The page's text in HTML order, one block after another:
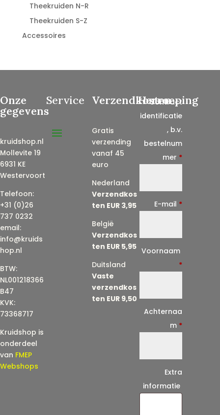
Theekruiden N-R
Theekruiden S-Z
Accessoires
Onze
gegevens
kruidshop.nl
Mollevite 19
6931 KE
Westervoort
Telefoon:
+31 (0)26
737 0232
email:
info@kruids
hop.nl
BTW:
NL001218366
B47
KVK:
73368717
Kruidshop is
onderdeel
van FMEP
Webshops
Service Verzendkosten
Gratis
verzending
vanaf 45
euro
Nederland
Verzendkos
ten EUR 3,95
België
Verzendkos
ten EUR 5,95
Duitsland
Vaste
verzendkos
ten EUR 9,50
Herroeping
Contract
identificatie
, b.v.
bestelnum
mer *
E-mail *
Voornaam
*
Achternaa
m *
Extra
informatie